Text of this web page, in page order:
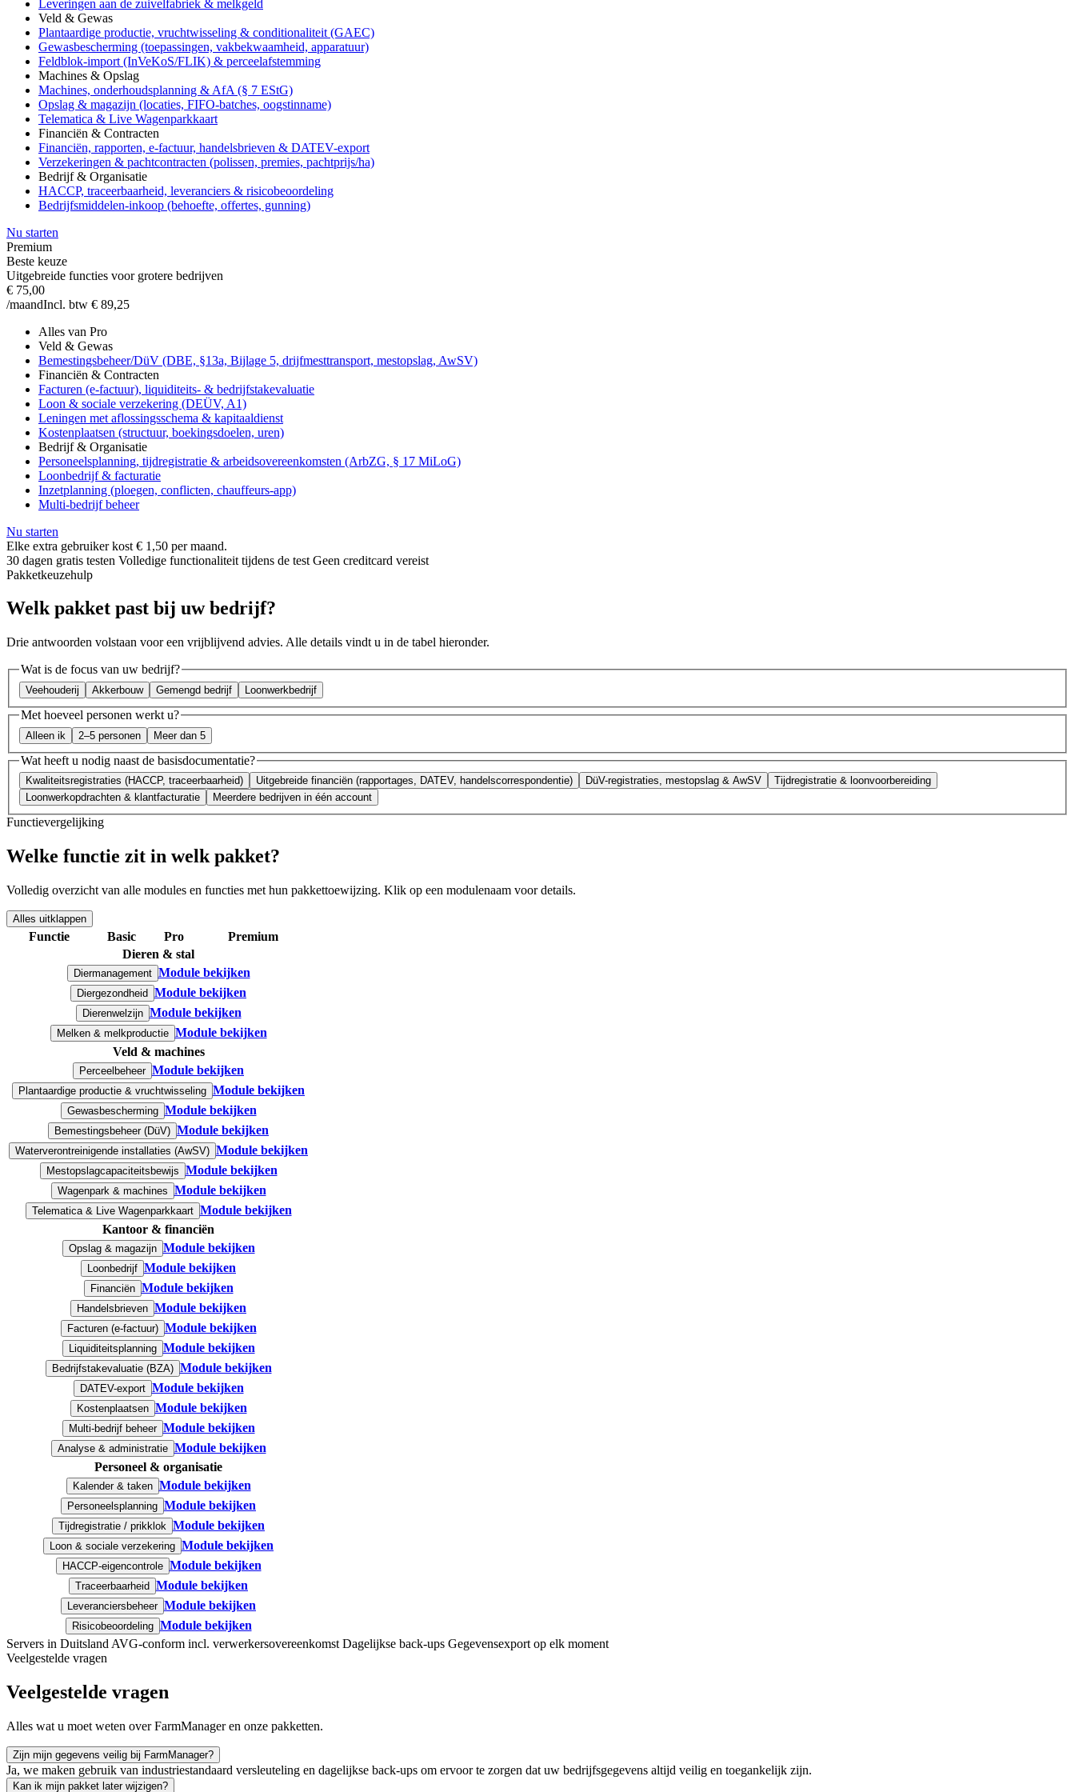
Leveringen aan de zuivelfabriek & melkgeld
Veld & Gewas
Plantaardige productie, vruchtwisseling & conditionaliteit (GAEC)
Gewasbescherming (toepassingen, vakbekwaamheid, apparatuur)
Feldblok-import (InVeKoS/FLIK) & perceelafstemming
Machines & Opslag
Machines, onderhoudsplanning & AfA (§ 7 EStG)
Opslag & magazijn (locaties, FIFO-batches, oogstinname)
Telematica & Live Wagenparkkaart
Financiën & Contracten
Financiën, rapporten, e-factuur, handelsbrieven & DATEV-export
Verzekeringen & pachtcontracten (polissen, premies, pachtprijs/ha)
Bedrijf & Organisatie
HACCP, traceerbaarheid, leveranciers & risicobeoordeling
Bedrijfsmiddelen-inkoop (behoefte, offertes, gunning)
Nu starten
Premium
Beste keuze
Uitgebreide functies voor grotere bedrijven
€ 75,00
/maandIncl. btw € 89,25
Alles van Pro
Veld & Gewas
Bemestingsbeheer/DüV (DBE, §13a, Bijlage 5, drijfmesttransport, mestopslag, AwSV)
Financiën & Contracten
Facturen (e-factuur), liquiditeits- & bedrijfstakevaluatie
Loon & sociale verzekering (DEÜV, A1)
Leningen met aflossingsschema & kapitaaldienst
Kostenplaatsen (structuur, boekingsdoelen, uren)
Bedrijf & Organisatie
Personeelsplanning, tijdregistratie & arbeidsovereenkomsten (ArbZG, § 17 MiLoG)
Loonbedrijf & facturatie
Inzetplanning (ploegen, conflicten, chauffeurs-app)
Multi-bedrijf beheer
Nu starten
Elke extra gebruiker kost € 1,50 per maand.
30 dagen gratis testen Volledige functionaliteit tijdens de test Geen creditcard vereist
Pakketkeuzehulp
Welk pakket past bij uwbedrijf?
Drie antwoorden volstaan voor een vrijblijvend advies. Alle details vindt u in de tabel hieronder.
Wat is de focus van uw bedrijf?
Veehouderij Akkerbouw Gemengd bedrijf Loonwerkbedrijf
Met hoeveel personen werkt u?
Alleen ik 2–5 personen Meer dan 5
Wat heeft u nodig naast de basisdocumentatie?
Kwaliteitsregistraties (HACCP, traceerbaarheid) Uitgebreide financiën (rapportages, DATEV, handelscorrespondentie) DüV-registraties, mestopslag & AwSV
Tijdregistratie & loonvoorbereiding
Loonwerkopdrachten & klantfacturatie
Meerdere bedrijven in één account
Functievergelijking
Welke functie zit in welk pakket?
Volledig overzicht van alle modules en functies met hun pakkettoewijzing. Klik op een modulenaam voor details.
Alles uitklappen
Functie Basic Pro
Premium
Dieren & stal
Diermanagement Module bekijken
Diergezondheid Module bekijken
Dierenwelzijn Module bekijken
Melken & melkproductie Module bekijken
Veld & machines
Perceelbeheer Module bekijken
Plantaardige productie & vruchtwisseling Module bekijken
Gewasbescherming Module bekijken
Bemestingsbeheer (DüV) Module bekijken
Waterverontreinigende installaties (AwSV) Module bekijken
Mestopslagcapaciteitsbewijs Module bekijken
Wagenpark & machines Module bekijken
Telematica & Live Wagenparkkaart Module bekijken
Kantoor & financiën
Opslag & magazijn Module bekijken
Loonbedrijf Module bekijken
Financiën Module bekijken
Handelsbrieven Module bekijken
Facturen (e-factuur) Module bekijken
Liquiditeitsplanning Module bekijken
Bedrijfstakevaluatie (BZA) Module bekijken
DATEV-export Module bekijken
Kostenplaatsen Module bekijken
Multi-bedrijf beheer Module bekijken
Analyse & administratie Module bekijken
Personeel & organisatie
Kalender & taken Module bekijken
Personeelsplanning Module bekijken
Tijdregistratie / prikklok Module bekijken
Loon & sociale verzekering Module bekijken
HACCP-eigencontrole Module bekijken
Traceerbaarheid Module bekijken
Leveranciersbeheer Module bekijken
Risicobeoordeling Module bekijken
Servers in Duitsland AVG-conform incl. verwerkersovereenkomst Dagelijkse back-ups Gegevensexport op elk moment
Veelgestelde vragen
Veelgestelde vragen
Alles wat u moet weten over FarmManager en onze pakketten.
Zijn mijn gegevens veilig bij FarmManager?
Ja, we maken gebruik van industriestandaard versleuteling en dagelijkse back-ups om ervoor te zorgen dat uw bedrijfsgegevens altijd veilig en toegankelijk zijn.
Kan ik mijn pakket later wijzigen?